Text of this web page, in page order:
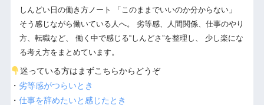
しんどい日の働き方ノート 「このままでいいのか分からない」
そう感じながら働いている人へ。 劣等感、人間関係、仕事のやり
方、転職など、 働く中で感じる“しんどさ”を整理し、 少し楽にな
る考え方をまとめています。
迷っている方はまずこちらからどうぞ
・ 劣等感がつらいとき
・ 仕事を辞めたいと感じたとき